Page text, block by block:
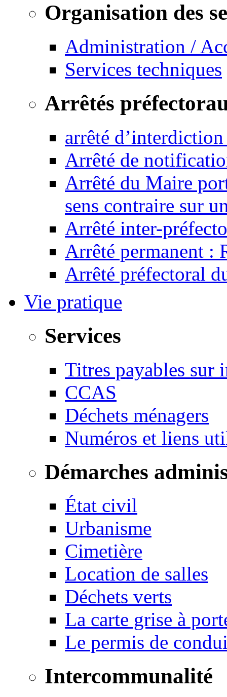
Organisation des
Administration /
Services techniques
Arrêtés
arrêté
Arrêté de
Arrêté du Maire
sens contraire sur
Arrêté inter-
Arrêté permanent :
Arrêté préfectoral
Vie pratique
Services
Titres payables sur
CCAS
Déchets ménagers
Numéros et liens
Démarches
État civil
Urbanisme
Cimetière
Location de salles
Déchets verts
La carte grise à
Le permis de
Intercommunalité